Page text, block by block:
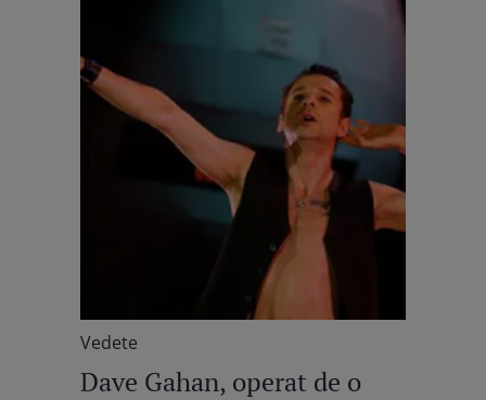
Vedete
Dave Gahan, operat de o